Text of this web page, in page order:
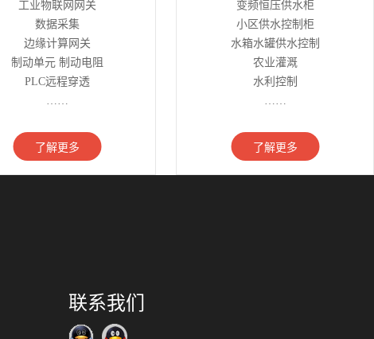
工业物联网网关
数据采集
边缘计算网关
制动单元 制动电阻
PLC远程穿透
……
了解更多
变频恒压供水柜
小区供水控制柜
水箱水罐供水控制
农业灌溉
水利控制
……
了解更多
联系我们